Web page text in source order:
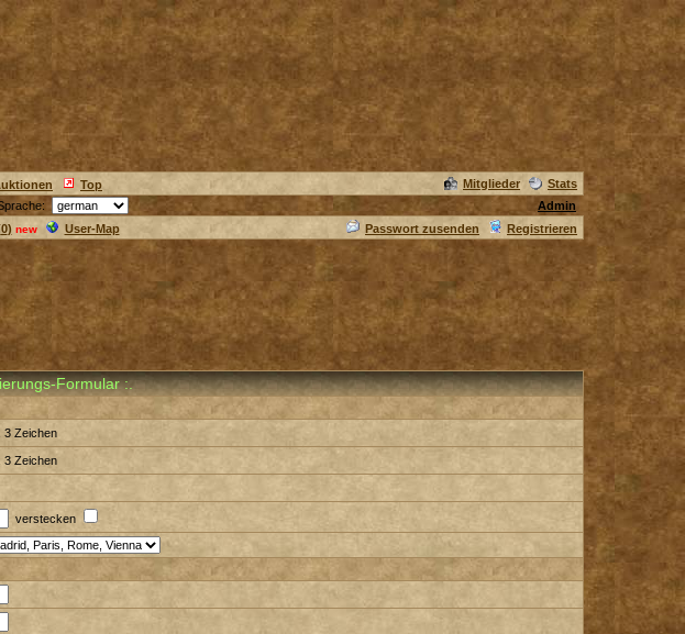
Top Mitglieder
Stats
Admin
0) new User-Map Passwort zusenden Registrieren
Formular :.
3 Zeichen
3 Zeichen
verstecken